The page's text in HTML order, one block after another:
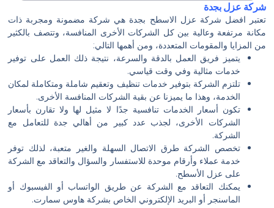
شركة عزل بجدة
تعتبر افضل شركة عزل الاسطح بجدة هي شركة مضمونة ومجربة ذات
مكانة مرتفعة وعالية بين كل الشركات الأخرى المنافسة، وتتصف بالكثير
من المزايا والمقومات المتعددة، ومن أهمها التالي:
يتميز فريق العمل بالدقة والسرعة، نتيجة ذلك العمل على توفير
خدمات مثالية وفي وقت قياسي.
تلتزم الشركة بتوفير خدمات تنظيف وتعقيم شاملة ومتكاملة لمكان
الخدمة، وهذا ما يميزنا عن بقية الشركات المنافسة الأخرى.
تكون أسعار الخدمات تنافسية جدًا لا مثيل لها ولا تقارن بأسعار
الشركات الأخرى، لجذب عدد كبير من أهالي جدة للتعامل مع
الشركة.
تخصص الشركة طرق الاتصال السهلة والغير متعبة، لذلك توفر
خدمة عملاء وأرقام موحدة للاستفسار والسؤال والتعاقد مع الشركة
على عزل الأسطح.
يمكنك التعاقد مع الشركة عن طريق الواتساب أو الفيسبوك أو
الماسنجر أو البريد الإلكتروني الخاص بشركة هاوس سمارت.